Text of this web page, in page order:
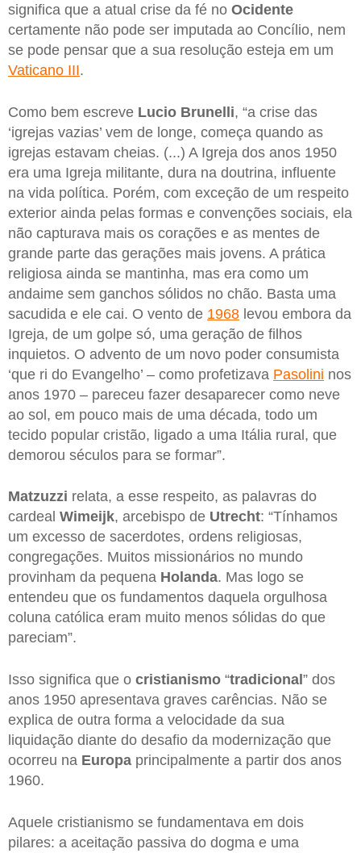
significa que a atual crise da fé no Ocidente
certamente não pode ser imputada ao Concílio, nem
se pode pensar que a sua resolução esteja em um
Vaticano III.
Como bem escreve Lucio Brunelli, “a crise das
‘igrejas vazias’ vem de longe, começa quando as
igrejas estavam cheias. (...) A Igreja dos anos 1950
era uma Igreja militante, dura na doutrina, influente
na vida política. Porém, com exceção de um respeito
exterior ainda pelas formas e convenções sociais, ela
não capturava mais os corações e as mentes de
grande parte das gerações mais jovens. A prática
religiosa ainda se mantinha, mas era como um
andaime sem ganchos sólidos no chão. Basta uma
sacudida e ele cai. O vento de 1968 levou embora da
Igreja, de um golpe só, uma geração de filhos
inquietos. O advento de um novo poder consumista
‘que ri do Evangelho’ – como profetizava Pasolini nos
anos 1970 – pareceu fazer desaparecer como neve
ao sol, em pouco mais de uma década, todo um
tecido popular cristão, ligado a uma Itália rural, que
demorou séculos para se formar”.
Matzuzzi relata, a esse respeito, as palavras do
cardeal Wimeijk, arcebispo de Utrecht: “Tínhamos
um excesso de sacerdotes, ordens religiosas,
congregações. Muitos missionários no mundo
provinham da pequena Holanda. Mas logo se
entendeu que os fundamentos daquela orgulhosa
coluna católica eram muito menos sólidas do que
pareciam”.
Isso significa que o cristianismo “tradicional” dos
anos 1950 apresentava graves carências. Não se
explica de outra forma a velocidade da sua
liquidação diante do desafio da modernização que
ocorreu na Europa principalmente a partir dos anos
1960.
Aquele cristianismo se fundamentava em dois
pilares: a aceitação passiva do dogma e uma